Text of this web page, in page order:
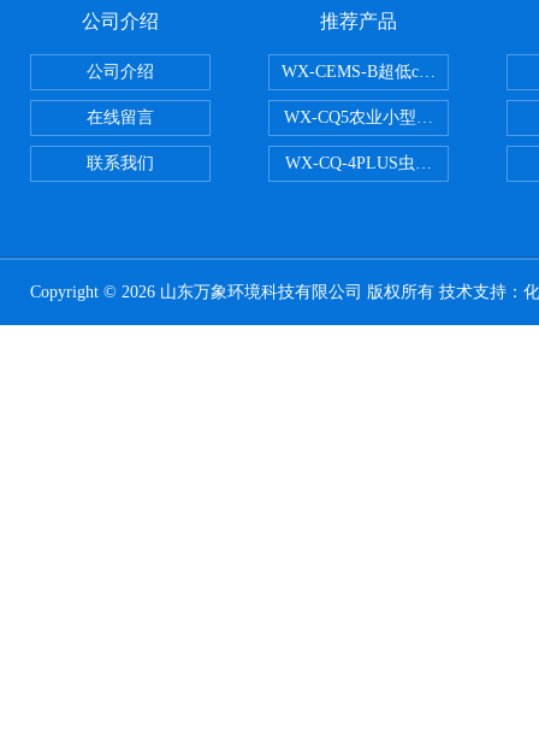
公司介绍
公司介绍
在线留言
联系我们
推荐产品
WX-CEMS-B超低cems烟气监测系
WX-CQ5农业小型气象站
WX-CQ-4PLUS虫情测报灯
Copyright © 2026 山东万象环境科技有限公司 版权所有 技术支持：